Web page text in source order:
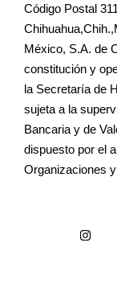
Código Postal
México, S.A. de
constitución y
la Secretaría de
sujeta a la
Bancaria y de
dispuesto por el
Organizaciones